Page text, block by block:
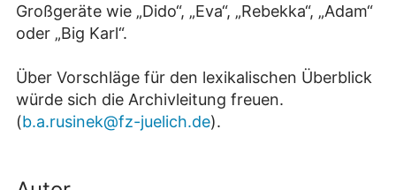
Großgeräte wie „Dido“, „Eva“, „Rebekka“, „Adam“
oder „Big Karl“.
Über Vorschläge für den lexikalischen Überblick
würde sich die Archivleitung freuen.
(b.a.rusinek@fz-juelich.de).